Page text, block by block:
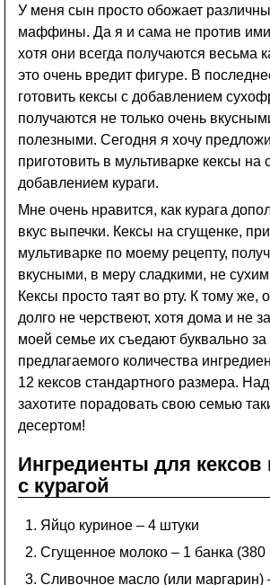
У меня сын просто обожает
маффины. Да я и сама не против ими
хотя они всегда получаются весьма
это очень вредит фигуре. В
готовить кексы с добавлением
получаются не только очень
полезными. Сегодня я хочу
приготовить в мультиварке кексы на
добавлением кураги.
Мне очень нравится, как курага
вкус выпечки. Кексы на сгущенке,
мультиварке по моему рецепту,
вкусными, в меру сладкими, не
Кексы просто таят во рту. К тому же,
долго не черствеют, хотя дома и не
моей семье их съедают буквально
предлагаемого количества
12 кексов стандартного размера.
захотите порадовать свою семью
десертом!
Ингредиенты для кексов
с курагой
Яйцо куриное – 4 штуки
Сгущенное молоко – 1 банка (380
Сливочное масло (или маргарин)